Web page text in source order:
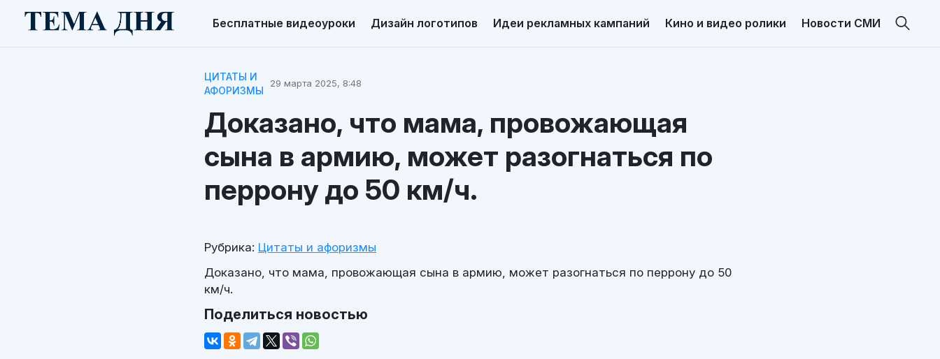
Бесплатные видеоуроки Дизайн логотипов Идеи рекламных кампаний Кино и видео ролики Новости СМИ
ЦИТАТЫ И
АФОРИЗМЫ
29 марта 2025, 8:48
Доказано, что мама, провожающая
сына в армию, может разогнаться по
перрону до 50 км/ч.
Рубрика: Цитаты и афоризмы
Доказано, что мама, провожающая сына в армию, может разогнаться по перрону до 50
км/ч.
Поделиться новостью